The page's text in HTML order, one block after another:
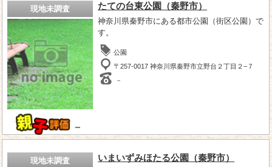
現地未調査
－
たての台東公園（秦野市）
神奈川県秦野市にある都市公園（街区公園）で
す。
公園
〒257-0017 神奈川県秦野市立野台２丁目２−７
－
現地未調査 いまいずみほたる公園（秦野市）